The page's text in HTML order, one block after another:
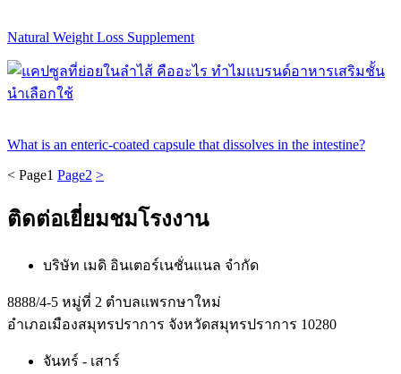
Natural Weight Loss Supplement
What is an enteric-coated capsule that dissolves in the intestine?
< Page1 Page2 >
ติดต่อเยี่ยมชมโรงงาน
บริษัท เมดิ อินเตอร์เนชั่นแนล จำกัด
8888/4-5 หมู่ที่ 2 ตำบลแพรกษาใหม่
อำเภอเมืองสมุทรปราการ จังหวัดสมุทรปราการ 10280
จันทร์ - เสาร์